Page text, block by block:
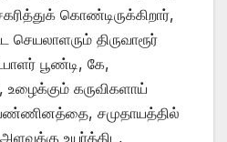
கொண்டிருக்கிறார்,
செயலாளரும் திருவாரூர்
பூண்டி, கே,
கருவிகளாய்
சமுதாயத்தில்
உயர்த்திட,